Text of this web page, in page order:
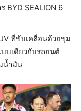
BYD SEALION 6
ที่ขับเคลื่อนด้วยขุม
บเดียวกับรถยนต์
น้ำมัน